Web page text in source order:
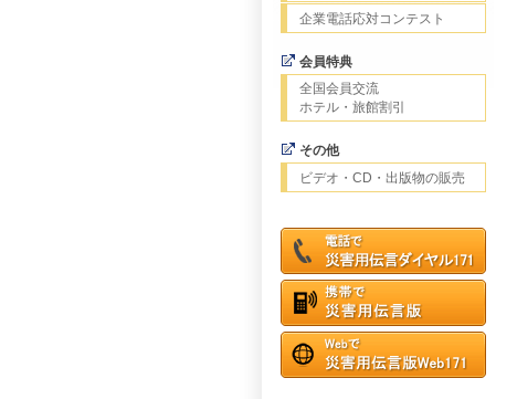
企業電話応対コンテスト
会員特典
全国会員交流
ホテル・旅館割引
その他
ビデオ・CD・出版物の販売